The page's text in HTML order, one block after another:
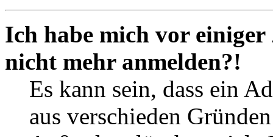
Ich habe mich vor
nicht mehr anmelden?!
Es kann sein, dass ein
aus verschieden